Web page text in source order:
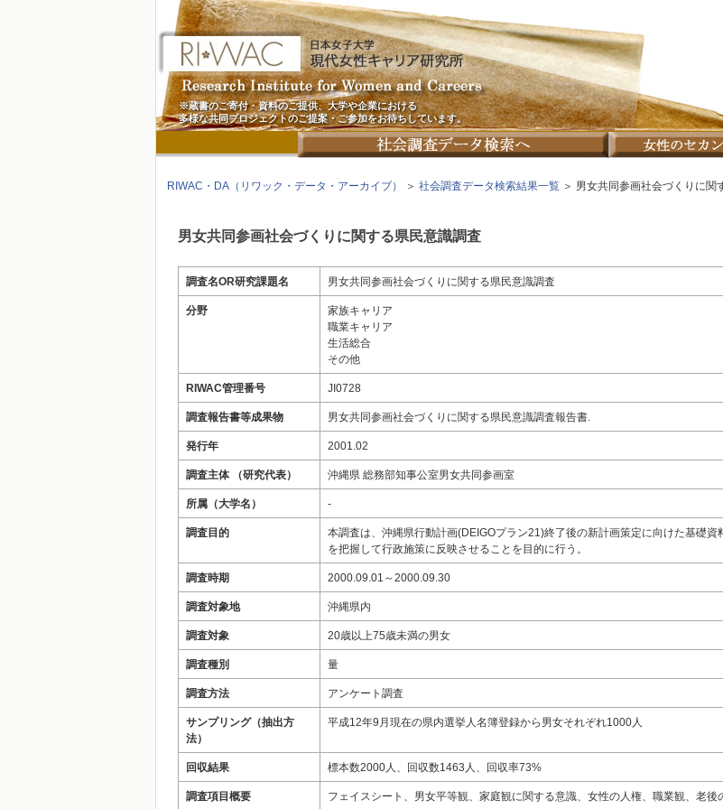
※蔵書のご寄付・資料のご提供、大学や企業における
多様な共同プロジェクトのご提案・ご参加をお待ちしています。
RIWAC・DA（リワック・データ・アーカイブ） ＞ 社会調査データ検索結果一覧＞ 男女共同参画社会づくりに関
男女共同参画社会づくりに関する県民意識調査
調査名OR研究課題名 男女共同参画社会づくりに関する県民意識調査
分野
家族キャリア
職業キャリア
生活総合
その他
RIWAC管理番号 JI0728
調査報告書等成果物 男女共同参画社会づくりに関する県民意識調査報告書.
発行年 2001.02
調査主体 （研究代表） 沖縄県 総務部知事公室男女共同参画室
所属（大学名） ‐
調査目的
本調査は、沖縄県行動計画(DEIGOプラン21)終了後の新計画策定に向けた基礎
を把握して行政施策に反映させることを目的に行う。
調査時期 2000.09.01～2000.09.30
調査対象地 沖縄県内
調査対象 20歳以上75歳未満の男女
調査種別 量
調査方法 アンケート調査
サンプリング（抽出方
法）
平成12年9月現在の県内選挙人名簿登録から男女それぞれ1000人
回収結果 標本数2000人、回収数1463人、回収率73%
調査項目概要 フェイスシート、男女平等観、家庭観に関する意識、女性の人権、職業観、老